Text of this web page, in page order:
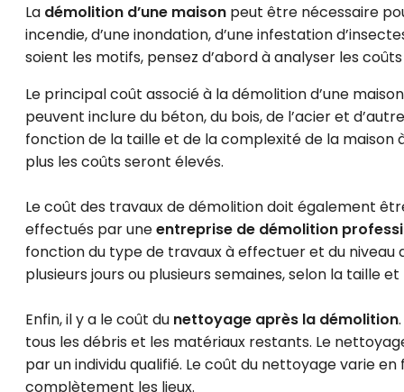
La démolition d’une maison peut être nécessaire
incendie, d’une inondation, d’une infestation
soient les motifs, pensez d’abord à analyser les
Le principal coût associé à la démolition d’une
peuvent inclure du béton, du bois, de l’acier et
fonction de la taille et de la complexité de la maison
plus les coûts seront élevés.
Le coût des travaux de démolition doit également
effectués par uneentreprise de démolition
fonction du type de travaux à effectuer et du
plusieurs jours ou plusieurs semaines, selon la taille
Enfin, il y a le coût du nettoyage après la démolition
tous les débris et les matériaux restants. Le
par un individu qualifié. Le coût du nettoyage varie
complètement les lieux.